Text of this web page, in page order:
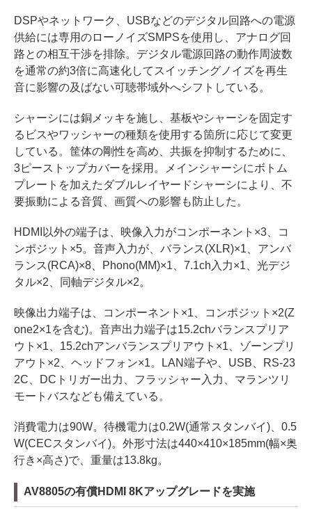
DSPやネットワーク、USBなどのデジタル回路への電源
供給には専用のローノイズSMPSを使用し、アナログ回
路との相互干渉を排除。デジタル電源回路の動作周波数
を通常の約3倍に高速化してスイッチングノイズを再生
音に影響の及ばない可聴帯域外へシフトしている。
シャーシには銅メッキを施し、基板やシャーシを固定す
るビスやワッシャーの種類を使用する箇所に応じて変更
している。筐体の剛性を高め、共振を抑制するために、
3ピーストップカバーを採用。メインシャーシにボトム
プレートを加えたダブルレイヤードシャーシにより、不
要振動による音質、画質への影響も防止した。
HDMI以外の端子は、映像入力がコンポーネント×3、コ
ンポジット×5。音声入力が、バランス(XLR)×1、アンバ
ランス(RCA)×8、Phono(MM)×1、7.1ch入力×1、光デジ
タル×2、同軸デジタル×2。
映像出力端子は、コンポーネント×1、コンポジット×2(Z
one2×1を含む)。音声出力端子は15.2chバランスプリア
ウト×1、15.2chアンバランスプリアウト×1、ゾーンプリ
アウト×2、ヘッドフォン×1。LAN端子や、USB、RS-23
2C、DCトリガー出力、フラッシャー入力、マランツリ
モートバスなども備えている。
消費電力は90W。待機電力は0.2W(通常スタンバイ)、0.5
W(CECスタンバイ)。外形寸法は440×410×185mm(幅×奥
行き×高さ)で、重量は13.8kg。
AV8805の有償HDMI 8Kアップグレードを実施